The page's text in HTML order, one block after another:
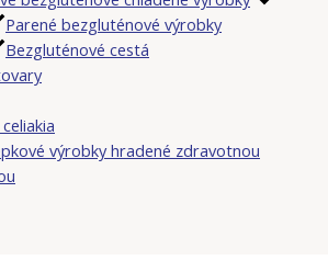
Parené bezgluténové výrobky
Bezgluténové cestá
výrobky hradené zdravotnou